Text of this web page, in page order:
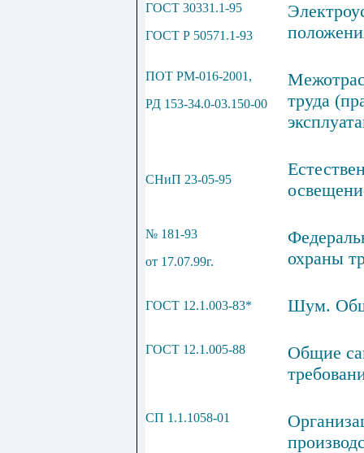
ГОСТ 30331.1-95
ГОСT Р 50571.1-93
ПОТ РМ-016-2001,
РД 153-34.0-03.150-00
труда
СНиП 23-05-95
№ 181-93
от 17.07.99г.
охраны
ГОСТ 12.1.003-83* Шум.
ГОСТ 12.1.005-88
Общие
СП 1.1.1058-01